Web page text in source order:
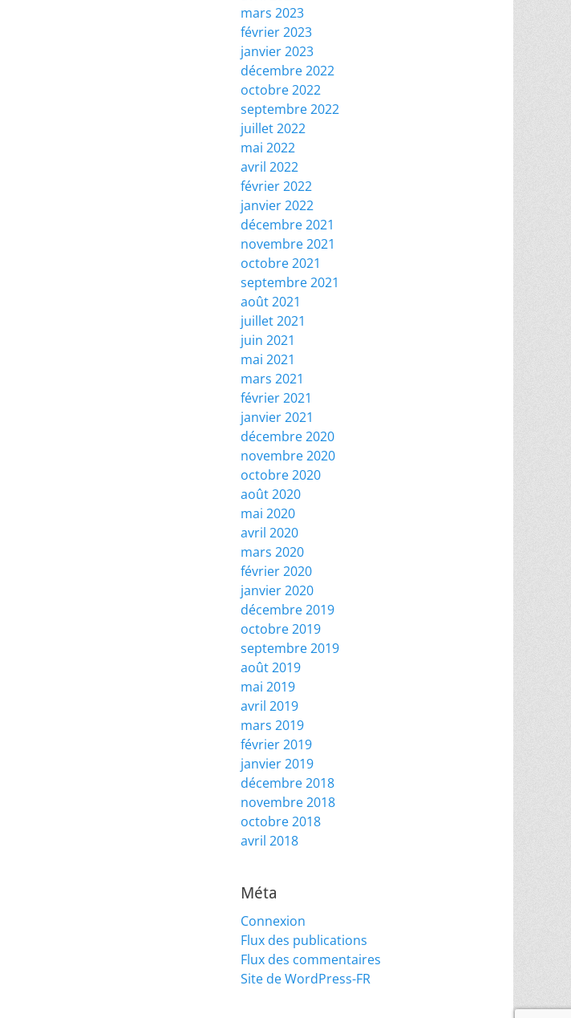
mars 2023
février 2023
janvier 2023
décembre 2022
octobre 2022
septembre 2022
juillet 2022
mai 2022
avril 2022
février 2022
janvier 2022
décembre 2021
novembre 2021
octobre 2021
septembre 2021
août 2021
juillet 2021
juin 2021
mai 2021
mars 2021
février 2021
janvier 2021
décembre 2020
novembre 2020
octobre 2020
août 2020
mai 2020
avril 2020
mars 2020
février 2020
janvier 2020
décembre 2019
octobre 2019
septembre 2019
août 2019
mai 2019
avril 2019
mars 2019
février 2019
janvier 2019
décembre 2018
novembre 2018
octobre 2018
avril 2018
Méta
Connexion
Flux des publications
Flux des commentaires
Site de WordPress-FR